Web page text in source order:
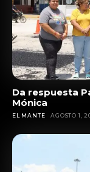
Da respuesta
Mónica
EL MANTE AGOSTO 1,